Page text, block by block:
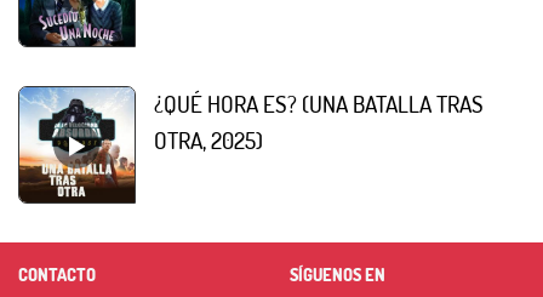
¿QUÉ HORA ES? (UNA BATALLA TRAS
OTRA, 2025)
CONTACTO SÍGUENOS EN